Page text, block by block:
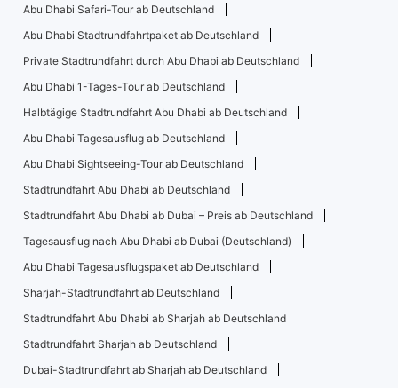
Abu Dhabi Safari-Tour ab Deutschland
Abu Dhabi Stadtrundfahrtpaket ab Deutschland
Private Stadtrundfahrt durch Abu Dhabi ab Deutschland
Abu Dhabi 1-Tages-Tour ab Deutschland
Halbtägige Stadtrundfahrt Abu Dhabi ab Deutschland
Abu Dhabi Tagesausflug ab Deutschland
Abu Dhabi Sightseeing-Tour ab Deutschland
Stadtrundfahrt Abu Dhabi ab Deutschland
Stadtrundfahrt Abu Dhabi ab Dubai – Preis ab Deutschland
Tagesausflug nach Abu Dhabi ab Dubai (Deutschland)
Abu Dhabi Tagesausflugspaket ab Deutschland
Sharjah-Stadtrundfahrt ab Deutschland
Stadtrundfahrt Abu Dhabi ab Sharjah ab Deutschland
Stadtrundfahrt Sharjah ab Deutschland
Dubai-Stadtrundfahrt ab Sharjah ab Deutschland